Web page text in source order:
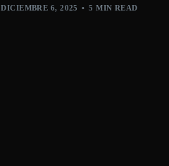
DICIEMBRE 6, 2025 5 MIN READ